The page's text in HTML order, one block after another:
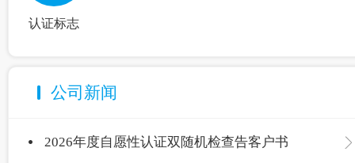
认证标志
公司新闻
2026年度自愿性认证双随机检查告客户书